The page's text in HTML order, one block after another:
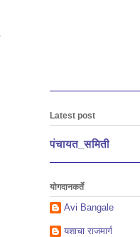
Latest post
पंचायत_समिती
योगदानकर्ते
Avi Bangale
यशाचा राजमार्ग